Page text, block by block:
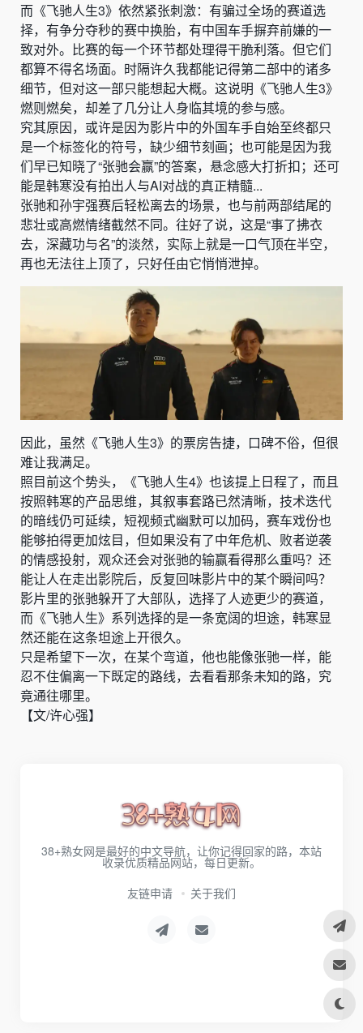
而《飞驰人生3》依然紧张刺激：有骗过全场的赛道选
择，有争分夺秒的赛中换胎，有中国车手摒弃前嫌的一
致对外。比赛的每一个环节都处理得干脆利落。 但它们
都算不得名场面。时隔许久我都能记得第二部中的诸多
细节，但对这一部只能想起大概。这说明 《飞驰人生3》
燃则燃矣，却差了几分让人身临其境的参与感。
究其原因，或许是因为影片中的外国车手自始至终都只
是一个标签化的符号，缺少细节刻画；也可能是因为我
们早已知晓了“张驰会赢”的答案，悬念感大打折扣；还可
能是韩寒没有拍出人与AI对战的真正精髓...
张驰和孙宇强赛后轻松离去的场景，也与前两部结尾的
悲壮或高燃情绪截然不同。 往好了说，这是“事了拂衣
去，深藏功与名”的淡然，实际上就是一口气顶在半空，
再也无法往上顶了，只好任由它悄悄泄掉。
因此，虽然《飞驰人生3》的票房告捷，口碑不俗，但很
难让我满足。
照目前这个势头，《飞驰人生4》也该提上日程了，而且
按照韩寒的产品思维，其叙事套路已然清晰，技术迭代
的暗线仍可延续，短视频式幽默可以加码，赛车戏份也
能够拍得更加炫目，但如果没有了中年危机、败者逆袭
的情感投射，观众还会对张驰的输赢看得那么重吗？还
能让人在走出影院后，反复回味影片中的某个瞬间吗？
影片里的张驰躲开了大部队，选择了人迹更少的赛道，
而《飞驰人生》系列选择的是一条宽阔的坦途，韩寒显
然还能在这条坦途上开很久。
只是希望下一次，在某个弯道，他也能像张驰一样，能
忍不住偏离一下既定的路线，去看看那条未知的路，究
竟通往哪里。
【文/许心强】
38+熟女网是最好的中文导航，让你记得回家的路，本站
收录优质精品网站，每日更新。
友链申请
关于我们